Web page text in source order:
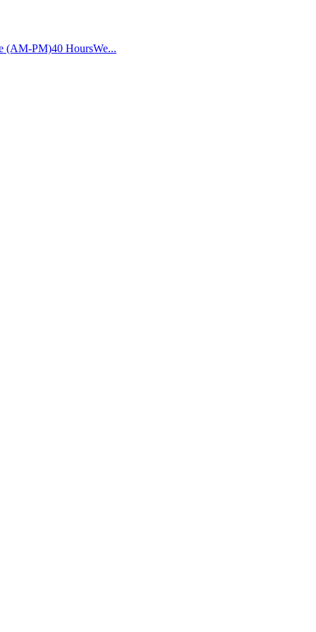
(AM-PM)40 HoursWe...